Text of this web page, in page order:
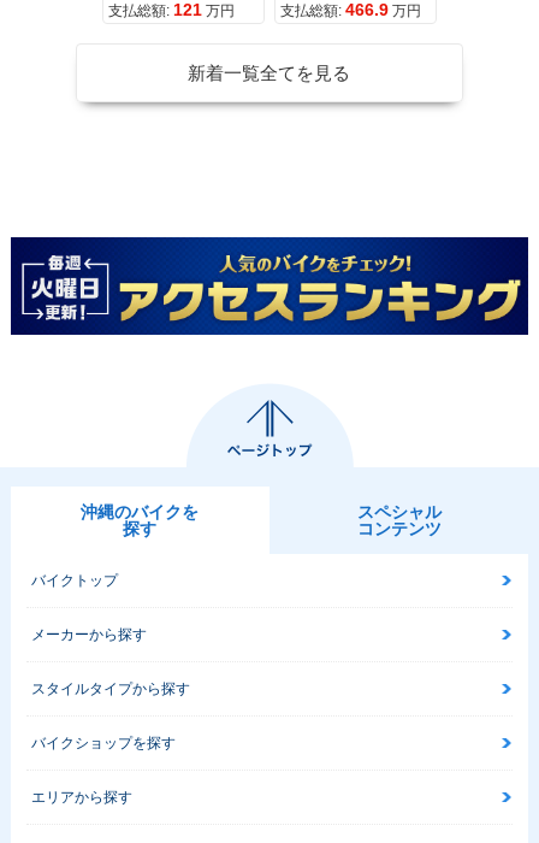
支払総額: 121 万円
支払総額: 466.9 万円
新着一覧全てを見る
沖縄のバイクを
探す
スペシャル
コンテンツ
バイクトップ
メーカーから探す
スタイルタイプから探す
バイクショップを探す
エリアから探す